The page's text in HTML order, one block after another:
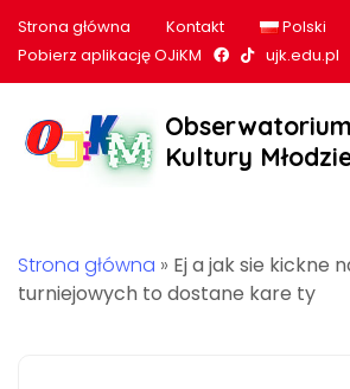
Strona główna Kontakt Polski
Pobierz aplikację OJiKM
Nasz profil na
Nasz profil
ujk.edu.pl
Kultury
Strona główna » Ej a jak sie kickne
turniejowych to dostane kare ty